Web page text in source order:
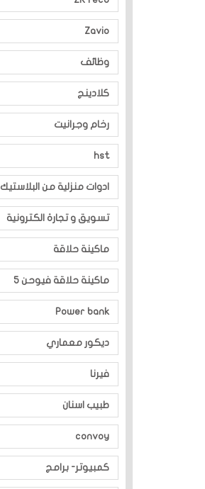
Zavio
وظائف
كلادينج
رخام وجرانيت
hst
ادوات منزلية من البلاستيك
تسويق و تجارة الكترونية
ماكينة حلاقة
ماكينة حلاقة فيوحن 5
Power bank
ديكور معماري
فيرنا
طبيب اسنان
convoy
كمبيوتر- برامج